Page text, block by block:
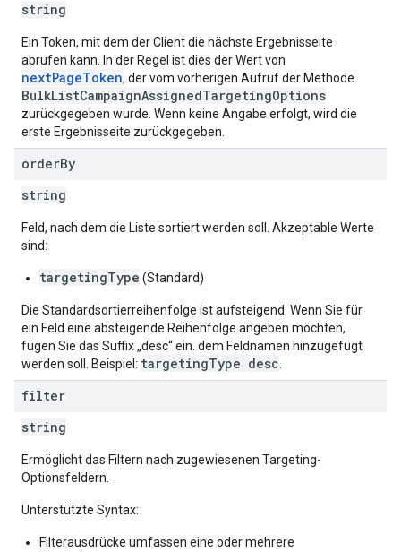
string
Ein Token, mit dem der Client die nächste Ergebnisseite
abrufen kann. In der Regel ist dies der Wert von
nextPageToken, der vom vorherigen Aufruf der Methode
BulkListCampaignAssignedTargetingOptions
zurückgegeben wurde. Wenn keine Angabe erfolgt, wird die
erste Ergebnisseite zurückgegeben.
orderBy
string
Feld, nach dem die Liste sortiert werden soll. Akzeptable Werte
sind:
targetingType (Standard)
Die Standardsortierreihenfolge ist aufsteigend. Wenn Sie für
ein Feld eine absteigende Reihenfolge angeben möchten,
fügen Sie das Suffix „desc“ ein. dem Feldnamen hinzugefügt
werden soll. Beispiel: targetingType desc
filter
string
Ermöglicht das Filtern nach zugewiesenen Targeting-
Optionsfeldern.
Unterstützte Syntax:
Filterausdrücke umfassen eine oder mehrere